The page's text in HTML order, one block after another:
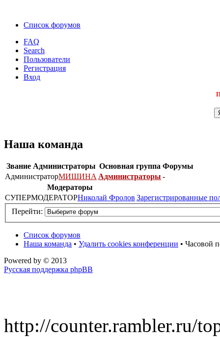
Список форумов
FAQ
Search
Пользователи
Регистрация
Вход
Наша команда
Звание Администраторы Основная группа Форумы
АдминистраторМИШИНА Администраторы -
Модераторы
СУПЕРМОДЕРАТОРНиколай Фролов Зарегистрированные
Перейти:
Список форумов
Наша команда • Удалить cookies конференции • Часовой
Powered by © 2013
Русская поддержка phpBB
http://counter.rambler.ru/